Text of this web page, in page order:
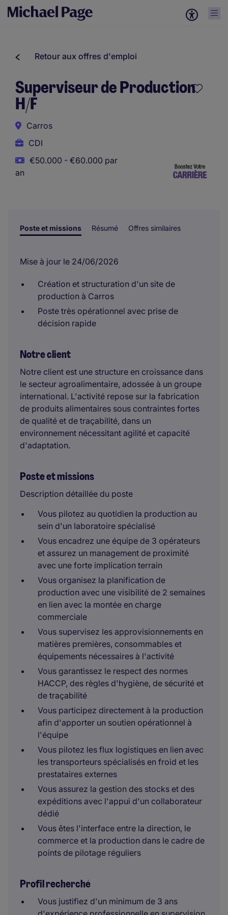
Retour aux offres d'emploi
Superviseur de Production
H/F
Carros
CDI
€50.000 - €60.000 par
an
Poste et missions Résumé Offres similaires
Mise à jour le 24/06/2026
Création et structuration d'un site de
production à Carros
Poste très opérationnel avec prise de
décision rapide
Notre client
Notre client est une structure en croissance dans
le secteur agroalimentaire, adossée à un groupe
international. L'activité repose sur la fabrication
de produits alimentaires sous contraintes fortes
de qualité et de traçabilité, dans un
environnement nécessitant agilité et capacité
d'adaptation.
Poste et missions
Description détaillée du poste
Vous pilotez au quotidien la production au
sein d'un laboratoire spécialisé
Vous encadrez une équipe de 3 opérateurs
et assurez un management de proximité
avec une forte implication terrain
Vous organisez la planification de
production avec une visibilité de 2 semaines
en lien avec la montée en charge
commerciale
Vous supervisez les approvisionnements en
matières premières, consommables et
équipements nécessaires à l'activité
Vous garantissez le respect des normes
HACCP, des règles d'hygiène, de sécurité et
de traçabilité
Vous participez directement à la production
afin d'apporter un soutien opérationnel à
l'équipe
Vous pilotez les flux logistiques en lien avec
les transporteurs spécialisés en froid et les
prestataires externes
Vous assurez la gestion des stocks et des
expéditions avec l'appui d'un collaborateur
dédié
Vous êtes l'interface entre la direction, le
commerce et la production dans le cadre de
points de pilotage réguliers
Profil recherché
Vous justifiez d'un minimum de 3 ans